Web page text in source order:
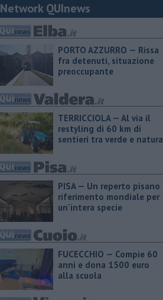
Network QUInews
PORTO AZZURRO — Rissa
fra detenuti, situazione
preoccupante
TERRICCIOLA — Al via il
restyling di 60 km di
sentieri tra verde e natura
PISA — Un reperto pisano
riferimento mondiale per
un'intera specie
FUCECCHIO — Compie 60
anni e dona 1500 euro
alla scuola